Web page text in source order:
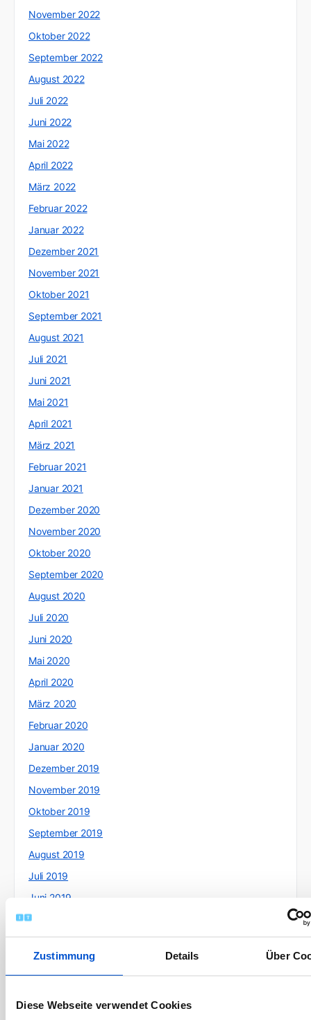
Zustimmung Details Über
Diese Webseite verwendet Cookies
November 2022
Oktober 2022
September 2022
August 2022
Juli 2022
Juni 2022
Mai 2022
April 2022
März 2022
Februar 2022
Januar 2022
Dezember 2021
November 2021
Oktober 2021
September 2021
August 2021
Juli 2021
Juni 2021
Mai 2021
April 2021
März 2021
Februar 2021
Januar 2021
Dezember 2020
November 2020
Oktober 2020
September 2020
August 2020
Juli 2020
Juni 2020
Mai 2020
April 2020
März 2020
Februar 2020
Januar 2020
Dezember 2019
November 2019
Oktober 2019
September 2019
August 2019
Juli 2019
Juni 2019
Mai 2019
April 2019
März 2019
Januar 2019